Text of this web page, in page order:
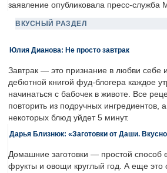
заявление опубликовала пресс-служба
ВКУСНЫЙ РАЗДЕЛ
Юлия Дианова: Не просто завтрак
Завтрак — это признание в любви себе
дебютной книгой фуд-блогера каждое
начинаться с бабочек в животе. Все
повторить из подручных ингредиентов,
некоторых блюд уйдет 5 минут.
Дарья Близнюк: «Заготовки от Даши.
Домашние заготовки — простой способ
фрукты и овощи круглый год. А еще это